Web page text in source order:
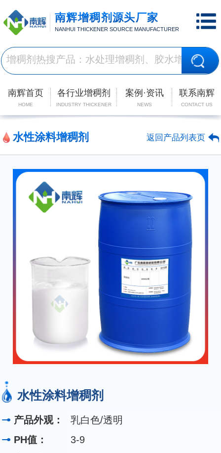
南辉增稠剂源头厂家
NANHUI THICKENER SOURCE MANUFACTURER
南辉首页
HOME
各行业增稠剂
INDUSTRY THICKENER
案例·资讯
NEWS
联系南辉
CONTACT US
水性涂料增稠剂 返回产品列表页
水性涂料增稠剂
产品外观：
乳白色/透明
PH值：
3-9